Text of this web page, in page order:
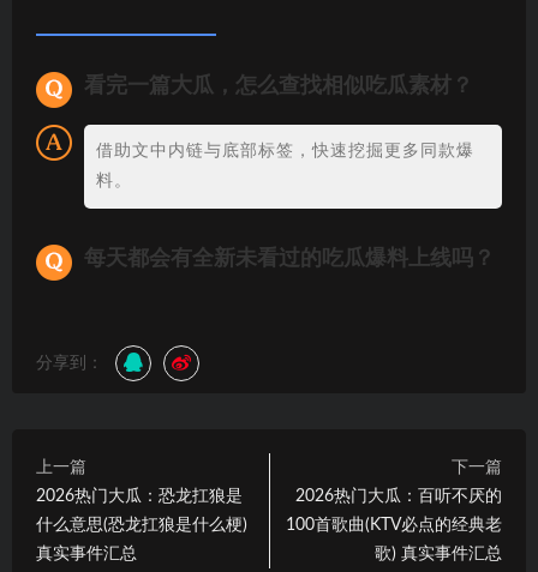
看完一篇大瓜，怎么查找相似吃瓜素材？
借助文中内链与底部标签，快速挖掘更多同款爆
料。
每天都会有全新未看过的吃瓜爆料上线吗？
分享到：
上一篇
2026热门大瓜：恐龙扛狼是
什么意思(恐龙扛狼是什么梗)
真实事件汇总
下一篇
2026热门大瓜：百听不厌的
100首歌曲(KTV必点的经典老
歌) 真实事件汇总